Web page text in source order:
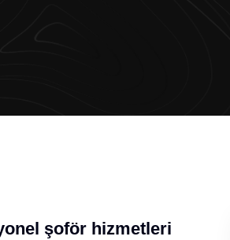
şoför hizmetleri